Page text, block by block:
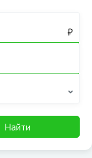
₽
Найти